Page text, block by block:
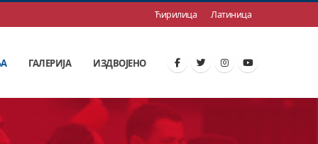
Ћирилица Латиница
ГАЛЕРИЈА ИЗДВОЈЕНО